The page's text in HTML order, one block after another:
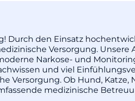
Durch den Einsatz
Versorgung.
Narkose- und
und viel
Versorgung. Ob Hund, Katze,
medizinische